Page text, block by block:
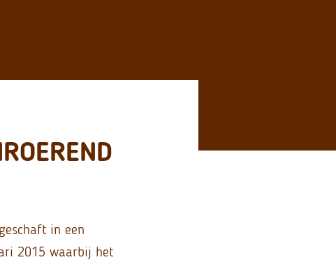
in een
2015 waarbij het